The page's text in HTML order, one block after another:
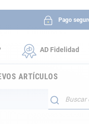
Pago
AD Fidelidad
ARTÍCULOS
Buscar